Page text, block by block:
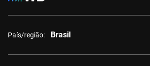
País/região: Brasil